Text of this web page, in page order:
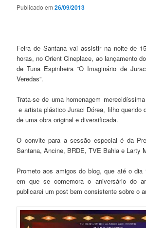
Publicado em26/09/2013
Feira de Santana vai assistir na noite de
horas, no Orient Cineplace, ao lançamento
de Tuna Espinheira “O Imaginário de
Veredas”.
Trata-se de uma homenagem
e artista plástico Juraci Dórea, filho querido
de uma obra original e diversificada.
O convite para a sessão especial é da
Santana, Ancine, BRDE, TVE Bahia e Larty
Prometo aos amigos do blog, que até o dia
em que se comemora o aniversário do
publicarei um post bem consistente sobre o